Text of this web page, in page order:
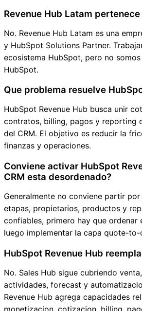
Revenue Hub Latam
No. Revenue Hub Latam es una
y HubSpot Solutions Partner.
ecosistema HubSpot, pero no
HubSpot.
Que problema resuelve
HubSpot Revenue Hub busca unir
contratos, billing, pagos y reporting
del CRM. El objetivo es reducir la
finanzas y operaciones.
Conviene activar HubSpot
CRM esta desordenado?
Generalmente no conviene partir
etapas, propietarios, productos y
confiables, primero hay que
luego implementar la capa quote-to-
HubSpot Revenue Hub
No. Sales Hub sigue cubriendo
actividades, forecast y
Revenue Hub agrega capacidades
monetizacion, cotizacion, billing,